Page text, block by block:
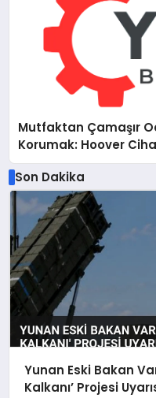
Mutfaktan Çamaşır
Korumak: Hoover
Destek Deneyimi
Son Dakika
Yunan Eski Bakan
Kalkanı’ Projesi